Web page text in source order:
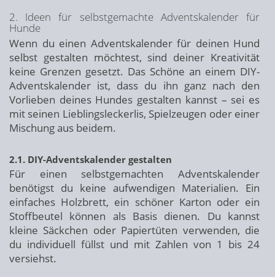
2. Ideen für selbstgemachte Adventskalender für
Hunde
Wenn du einen Adventskalender für deinen Hund
selbst gestalten möchtest, sind deiner Kreativität
keine Grenzen gesetzt. Das Schöne an einem DIY-
Adventskalender ist, dass du ihn ganz nach den
Vorlieben deines Hundes gestalten kannst – sei es
mit seinen Lieblingsleckerlis, Spielzeugen oder einer
Mischung aus beidem.
2.1. DIY-Adventskalender gestalten
Für einen selbstgemachten Adventskalender
benötigst du keine aufwendigen Materialien. Ein
einfaches Holzbrett, ein schöner Karton oder ein
Stoffbeutel können als Basis dienen. Du kannst
kleine Säckchen oder Papiertüten verwenden, die
du individuell füllst und mit Zahlen von 1 bis 24
versiehst.